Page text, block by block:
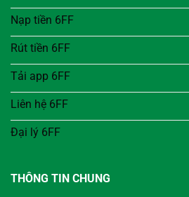
Nạp tiền 6FF
Rút tiền 6FF
Tải app 6FF
Liên hệ 6FF
Đại lý 6FF
THÔNG TIN CHUNG